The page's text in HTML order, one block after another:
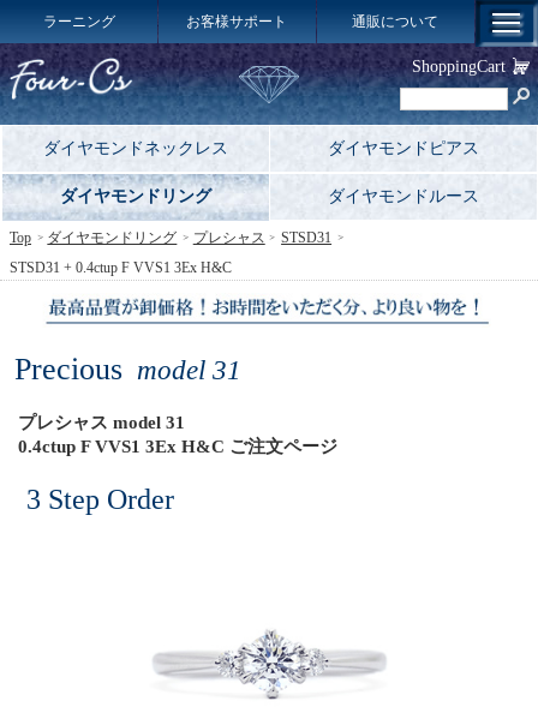
ラーニング お客様サポート 通販について
ダイヤモンドネックレス ダイヤモンドピアス
ダイヤモンドリング ダイヤモンドルース
Precious model 31
プレシャス model 31
0.4ctup F VVS1 3Ex H&C ご注文ページ
3 Step Order
Top ダイヤモンドリング プレシャス
STSD31
STSD31 + 0.4ctup F VVS1 3Ex H&C
ShoppingCart